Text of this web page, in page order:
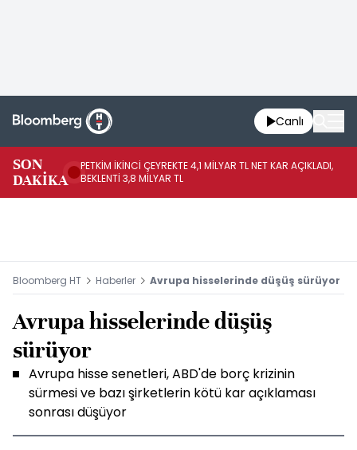
Canlı
SON
DAKİKA
PETKİM İKİNCİ ÇEYREKTE 4,1 MİLYAR TL NET KAR AÇIKLADI,
BEKLENTİ 3,8 MİLYAR TL
Bloomberg HT Haberler Avrupa hisselerinde düşüş sürüyor
Avrupa hisselerinde düşüş
sürüyor
Avrupa hisse senetleri, ABD'de borç krizinin
sürmesi ve bazı şirketlerin kötü kar açıklaması
sonrası düşüyor